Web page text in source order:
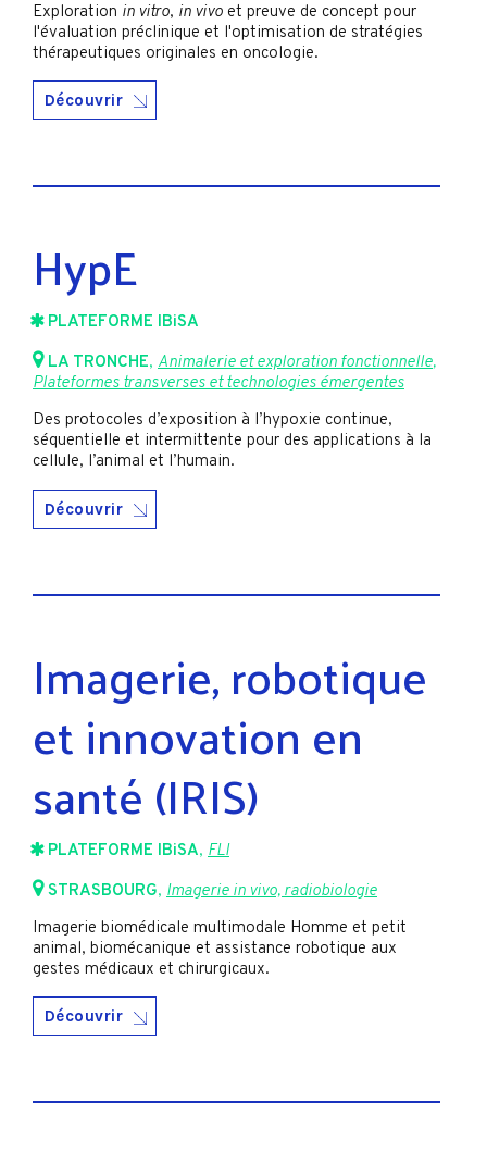
Exploration in vitro, in vivo et preuve de concept pour
l'évaluation préclinique et l'optimisation de stratégies
thérapeutiques originales en oncologie.
Découvrir
HypE
PLATEFORME IBiSA
LA TRONCHE, Animalerie et exploration fonctionnelle,
Plateformes transverses et technologies émergentes
Des protocoles d’exposition à l’hypoxie continue,
séquentielle et intermittente pour des applications à la
cellule, l’animal et l’humain.
Découvrir
Imagerie, robotique
et innovation en
santé (IRIS)
PLATEFORME IBiSA, FLI
STRASBOURG, Imagerie in vivo, radiobiologie
Imagerie biomédicale multimodale Homme et petit
animal, biomécanique et assistance robotique aux
gestes médicaux et chirurgicaux.
Découvrir